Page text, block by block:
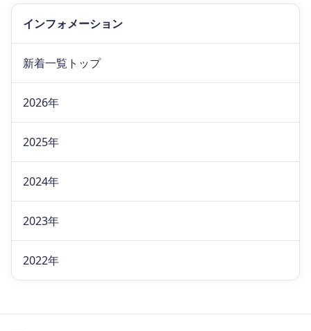
インフォメーション
新着一覧トップ
2026年
2025年
2024年
2023年
2022年